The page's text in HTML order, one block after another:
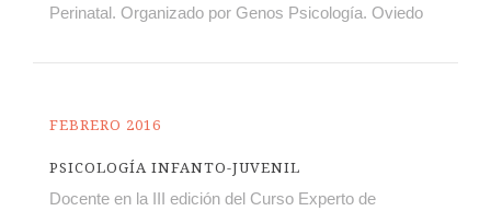
Perinatal. Organizado por Genos Psicología. Oviedo
FEBRERO 2016
PSICOLOGÍA INFANTO-JUVENIL
Docente en la III edición del Curso Experto de